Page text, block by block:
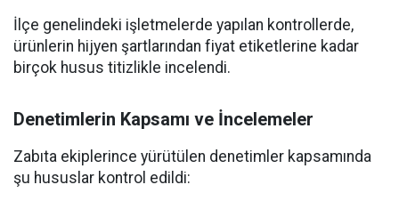
İlçe genelindeki işletmelerde yapılan kontrollerde,
ürünlerin hijyen şartlarından fiyat etiketlerine kadar
birçok husus titizlikle incelendi.
Denetimlerin Kapsamı ve İncelemeler
Zabıta ekiplerince yürütülen denetimler kapsamında
şu hususlar kontrol edildi: